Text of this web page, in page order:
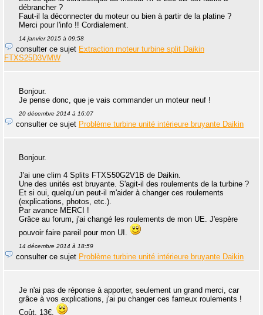
débrancher ?
Faut-il la déconnecter du moteur ou bien à partir de la platine ?
Merci pour l'info !! Cordialement.
14 janvier 2015 à 09:58
consulter ce sujet Extraction moteur turbine split Daikin
FTXS25D3VMW
Bonjour.
Je pense donc, que je vais commander un moteur neuf !
20 décembre 2014 à 16:07
consulter ce sujet Problème turbine unité intérieure bruyante Daikin
Bonjour.
J'ai une clim 4 Splits FTXS50G2V1B de Daikin.
Une des unités est bruyante. S'agit-il des roulements de la turbine ?
Et si oui, quelqu’un peut-il m'aider à changer ces roulements
(explications, photos, etc.).
Par avance MERCI !
Grâce au forum, j'ai changé les roulements de mon UE. J'espère
pouvoir faire pareil pour mon UI.
14 décembre 2014 à 18:59
consulter ce sujet Problème turbine unité intérieure bruyante Daikin
Je n'ai pas de réponse à apporter, seulement un grand merci, car
grâce à vos explications, j'ai pu changer ces fameux roulements !
Coût, 13€.